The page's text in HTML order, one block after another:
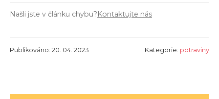
Našli jste v článku chybu?Kontaktujte nás
Publikováno: 20. 04. 2023 Kategorie: potraviny